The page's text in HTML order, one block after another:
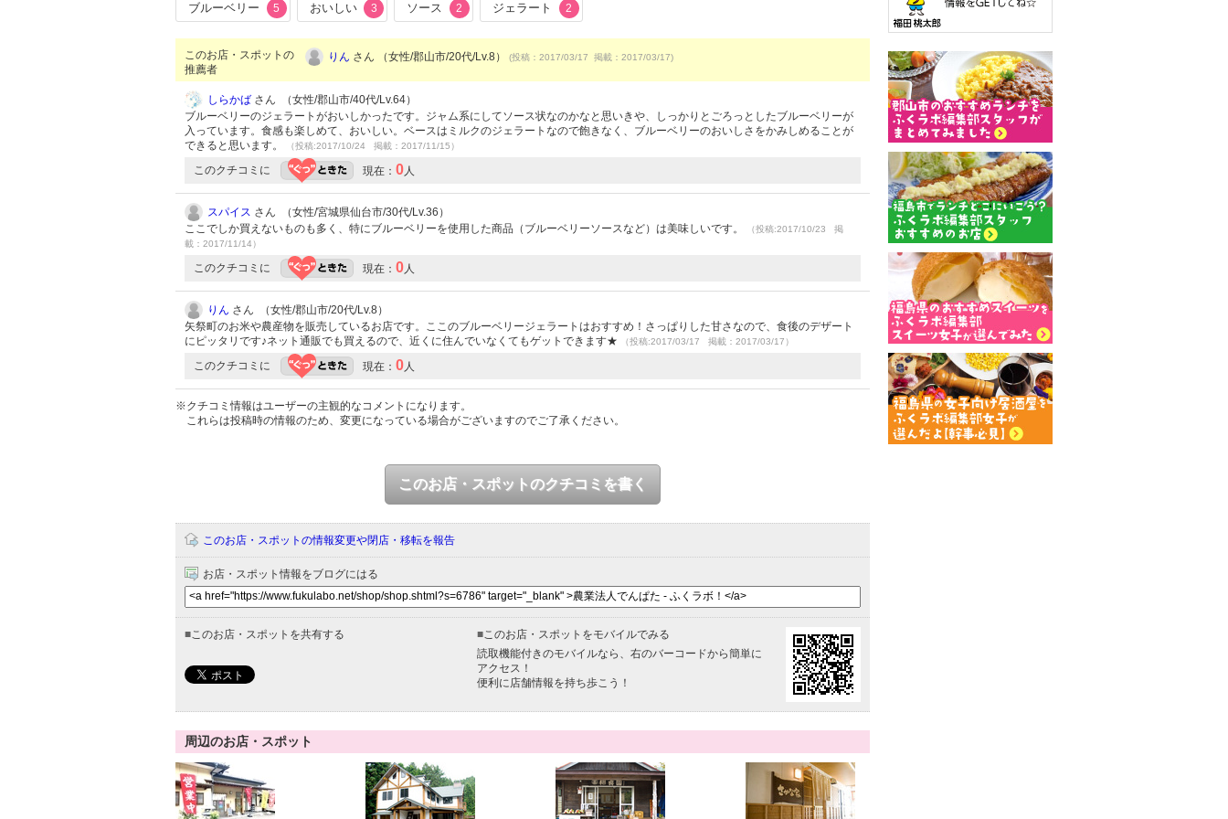
ブルーベリー 5 おいしい 3 ソース 2 ジェラート 2
このお店・スポットの
推薦者
りん さん （女性/郡山市/20代/Lv.8） (投稿：2017/03/17 掲載：2017/03/17)
しらかば さん （女性/郡山市/40代/Lv.64）
ブルーベリーのジェラートがおいしかったです。ジャム系にしてソース状なのかなと思いきや、しっかりとごろっとしたブルーベリーが
入っています。食感も楽しめて、おいしい。ベースはミルクのジェラートなので飽きなく、ブルーベリーのおいしさをかみしめることが
できると思います。
（投稿:2017/10/24 掲載：2017/11/15）
このクチコミに 現在： 0 人
スパイス さん （女性/宮城県仙台市/30代/Lv.36）
ここでしか買えないものも多く、特にブルーベリーを使用した商品（ブルーベリーソースなど）は美味しいです。
（投稿:2017/10/23 掲
載：2017/11/14）
このクチコミに 現在： 0 人
りん さん （女性/郡山市/20代/Lv.8）
矢祭町のお米や農産物を販売しているお店です。ここのブルーベリージェラートはおすすめ！さっぱりした甘さなので、食後のデザート
にピッタリです♪ネット通販でも買えるので、近くに住んでいなくてもゲットできます★
（投稿:2017/03/17 掲載：2017/03/17）
このクチコミに 現在： 0 人
※クチコミ情報はユーザーの主観的なコメントになります。
これらは投稿時の情報のため、変更になっている場合がございますのでご了承ください。
このお店・スポットのクチコミを書く
このお店・スポットの情報変更や閉店・移転を報告
お店・スポット情報をブログにはる
■ このお店・スポットを共有する ■ このお店・スポットをモバイルでみる
読取機能付きのモバイルなら、右のバーコードから簡単に
アクセス！
便利に店舗情報を持ち歩こう！
周辺のお店・スポット